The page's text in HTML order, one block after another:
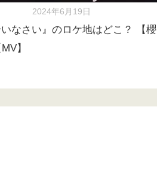
2024年6月19日
いなさい』のロケ地はどこ？ 【櫻
】